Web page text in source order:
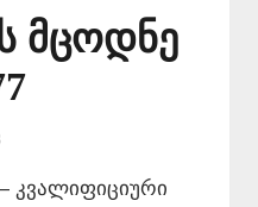
მცოდნე
კვალიფიციური